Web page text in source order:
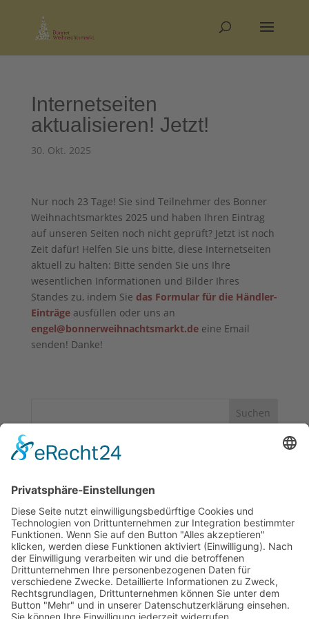
Internetseiten
aktualisieren! Jetzt!
30. Okt. 2025
Nur noch 23 Tage! Sie sind Teilnehmer des Bonner
Weihnachtsmarktes 2025 und haben Ihren Eintrag
auf unseren Seiten noch nicht geprüft? Jetzt ist noch
Zeit dafür! Helfen Sie uns bitte, diese Internetseiten
aktuell zu halten: Bitte senden Sie uns Ihre
wesentlichen Informationen und Bilder Ihres
Standes zu, indem Sie das Formular für die Händler-
Einträge ausfüllen oder uns an
engel@bonnerweihnachtsmarkt.deeine Email
senden! Danke!
Suchen
Neueste Beiträge
Dreikönigstag – Markt endet heute
Noch 5 Tage leckere Bratwurst
Frohes neues Jahr 2026!
Guten Rutsch ins neue Jahr!
Neueste Kommentare